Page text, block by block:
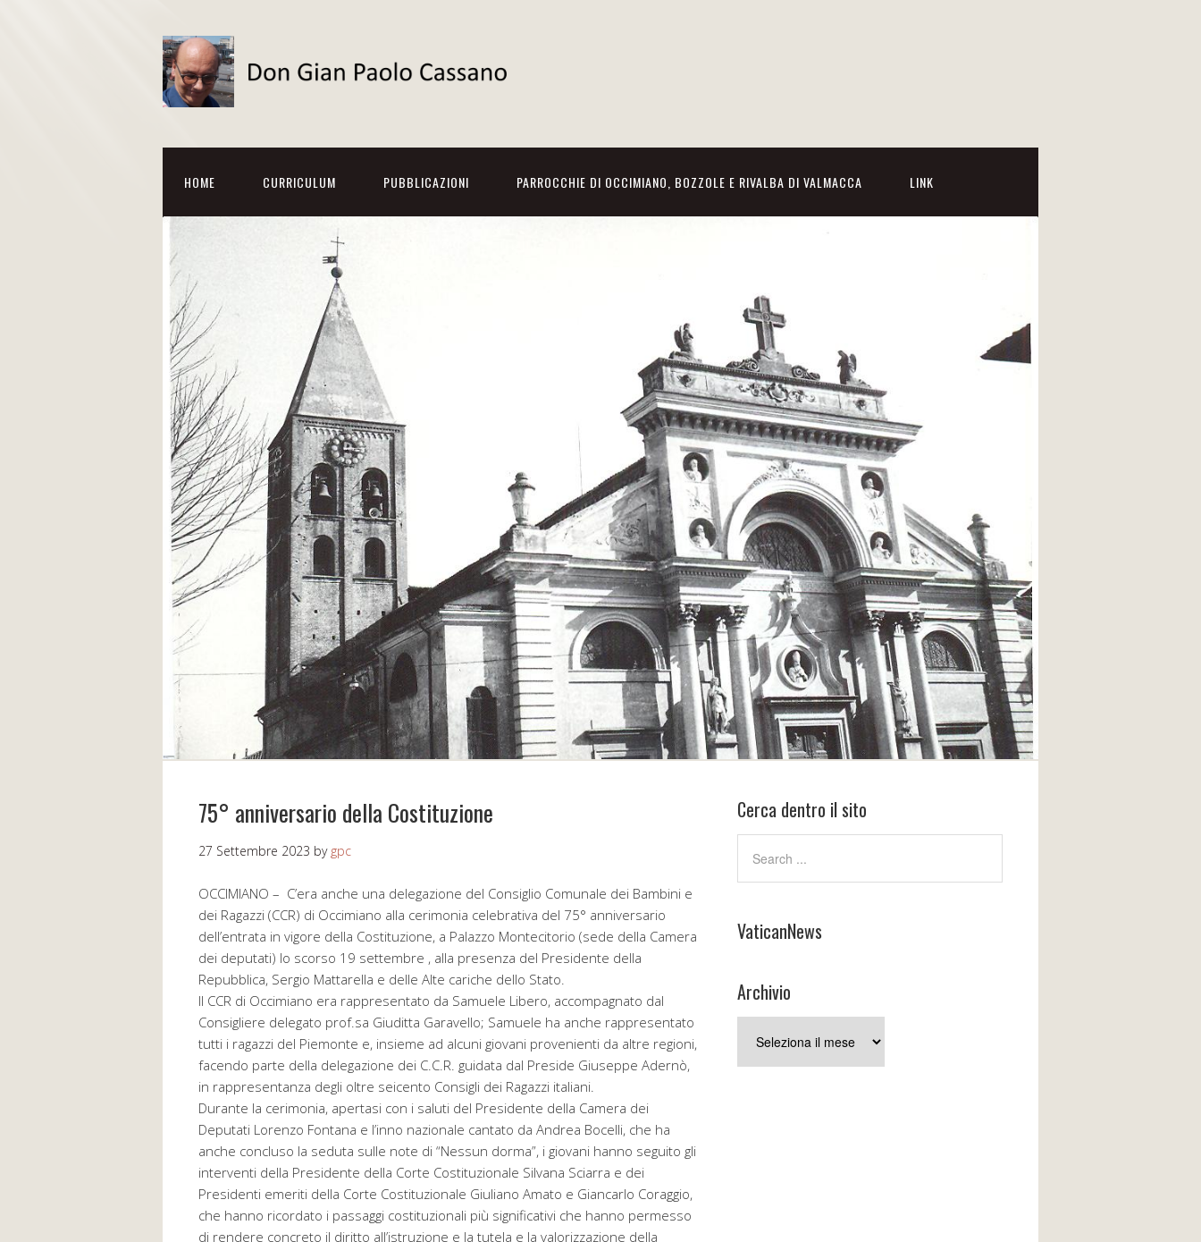
HOME CURRICULUM PUBBLICAZIONI PARROCCHIE DI OCCIMIANO, BOZZOLE E RIVALBA DI VALMACCA LINK
75° anniversario della Costituzione
27 Settembre 2023 by gpc
OCCIMIANO – C’era anche una delegazione del Consiglio Comunale dei Bambini e
dei Ragazzi (CCR) di Occimiano alla cerimonia celebrativa del 75° anniversario
dell’entrata in vigore della Costituzione, a Palazzo Montecitorio (sede della Camera
dei deputati) lo scorso 19 settembre , alla presenza del Presidente della
Repubblica, Sergio Mattarella e delle Alte cariche dello Stato.
Il CCR di Occimiano era rappresentato da Samuele Libero, accompagnato dal
Consigliere delegato prof.sa Giuditta Garavello; Samuele ha anche rappresentato
tutti i ragazzi del Piemonte e, insieme ad alcuni giovani provenienti da altre regioni,
facendo parte della delegazione dei C.C.R. guidata dal Preside Giuseppe Adernò,
in rappresentanza degli oltre seicento Consigli dei Ragazzi italiani.
Durante la cerimonia, apertasi con i saluti del Presidente della Camera dei
Deputati Lorenzo Fontana e l’inno nazionale cantato da Andrea Bocelli, che ha
anche concluso la seduta sulle note di “Nessun dorma”, i giovani hanno seguito gli
interventi della Presidente della Corte Costituzionale Silvana Sciarra e dei
Presidenti emeriti della Corte Costituzionale Giuliano Amato e Giancarlo Coraggio,
che hanno ricordato i passaggi costituzionali più significativi che hanno permesso
di rendere concreto il diritto all’istruzione e la tutela e la valorizzazione della
Cerca dentro il sito
VaticanNews
Archivio